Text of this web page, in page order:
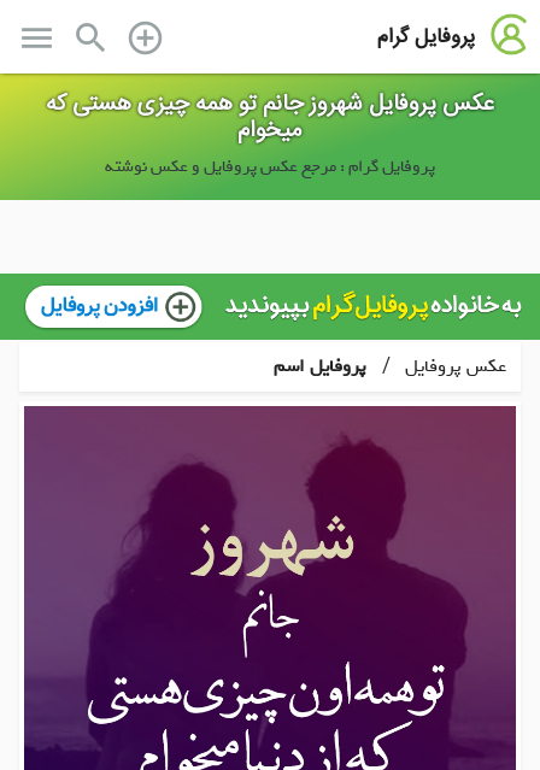
پروفایل گرام add_circle_outline
search
menu
عکس پروفایل شهروز جانم تو همه چیزی هستی که
میخوام
پروفایل گرام : مرجع عکس پروفایل و عکس نوشته
عکس پروفایل / پروفایل اسم